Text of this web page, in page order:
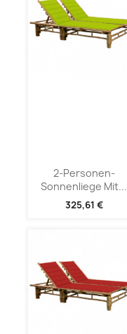
2-Personen-
Sonnenliege Mit...
325,61 €